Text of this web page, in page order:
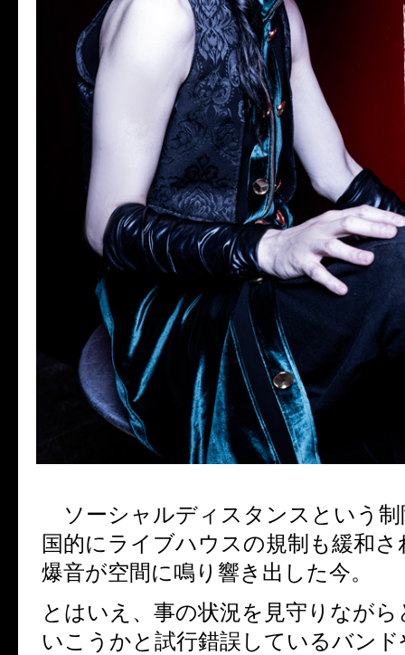
ソーシャルディスタンスという制
国的にライブハウスの規制も緩和
爆音が空間に鳴り響き出した今。
とはいえ、事の状況を見守りなが
いこうかと試行錯誤しているバン